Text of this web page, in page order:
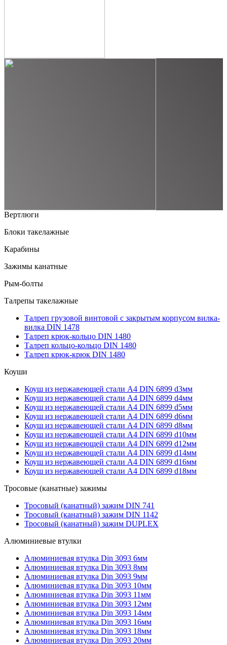
Вертлюги
Блоки такелажные
Карабины
Зажимы канатные
Рым-болты
Талрепы такелажные
Талреп грузовой винтовой с закрытым корпусом вилка-
вилка DIN 1478
Талреп крюк-кольцо DIN 1480
Талреп кольцо-кольцо DIN 1480
Талреп крюк-крюк DIN 1480
Коуши
Коуш из нержавеющей стали А4 DIN 6899 d3мм
Коуш из нержавеющей стали А4 DIN 6899 d4мм
Коуш из нержавеющей стали А4 DIN 6899 d5мм
Коуш из нержавеющей стали А4 DIN 6899 d6мм
Коуш из нержавеющей стали А4 DIN 6899 d8мм
Коуш из нержавеющей стали А4 DIN 6899 d10мм
Коуш из нержавеющей стали А4 DIN 6899 d12мм
Коуш из нержавеющей стали А4 DIN 6899 d14мм
Коуш из нержавеющей стали А4 DIN 6899 d16мм
Коуш из нержавеющей стали А4 DIN 6899 d18мм
Тросовые (канатные) зажимы
Тросовый (канатный) зажим DIN 741
Тросовый (канатный) зажим DIN 1142
Тросовый (канатный) зажим DUPLEX
Алюминиевые втулки
Алюминиевая втулка Din 3093 6мм
Алюминиевая втулка Din 3093 8мм
Алюминиевая втулка Din 3093 9мм
Алюминиевая втулка Din 3093 10мм
Алюминиевая втулка Din 3093 11мм
Алюминиевая втулка Din 3093 12мм
Алюминиевая втулка Din 3093 14мм
Алюминиевая втулка Din 3093 16мм
Алюминиевая втулка Din 3093 18мм
Алюминиевая втулка Din 3093 20мм